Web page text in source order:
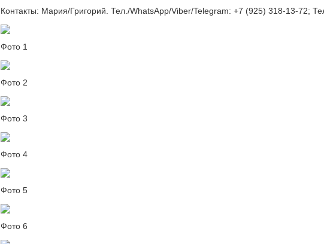
Контакты: Мария/Григорий. Тел./WhatsApp/Viber/Telegram: +7 (925) 318-13-72;
Фото 1
Фото 2
Фото 3
Фото 4
Фото 5
Фото 6